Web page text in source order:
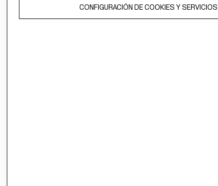
CONFIGURACIÓN DE COOKIES Y SERVICIOS